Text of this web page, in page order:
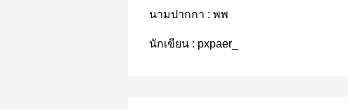
นามปากกา : พพ
นักเขียน : pxpaer_